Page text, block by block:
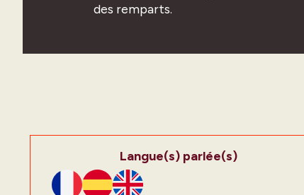
des remparts.
Langue(s) parlée(s)